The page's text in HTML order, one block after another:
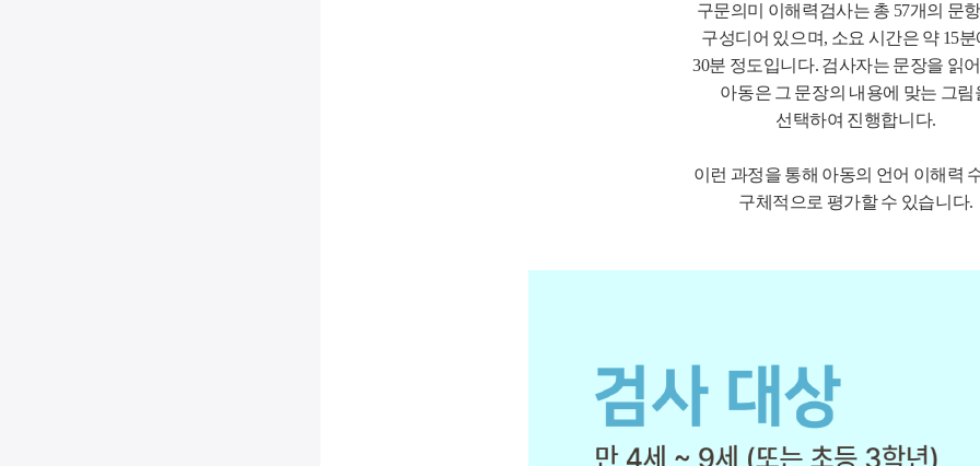
구문의미 이해력검사는 총 57개의 문
구성디어 있으며, 소요 시간은 약 15
30분 정도입니다. 검사자는 문장을 읽
아동은 그 문장의 내용에 맞는 그림
선택하여 진행합니다.
이런 과정을 통해 아동의 언어 이해력
구체적으로 평가할 수 있습니다.